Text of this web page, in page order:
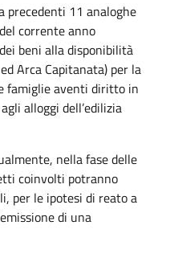
precedenti 11 analoghe
corrente anno
beni alla disponibilità
Arca Capitanata) per la
famiglie aventi diritto in
alloggi dell’edilizia
nella fase delle
coinvolti potranno
per le ipotesi di reato a
di una